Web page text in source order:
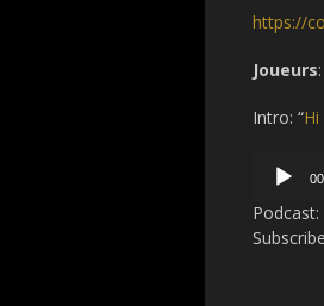
https://
Joueurs
Intro: “
Audio
Player
Podcast: